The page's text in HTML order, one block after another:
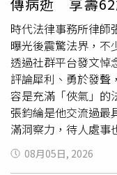
呢？承勳的未來誰還
示，平時已盡到教養
為，也加入班級家長
案發後一家人更遭網
爸爸直言，肉搜並非
孩子，面對記過、出
能及早介入，也許悲
法院最終判賠多少，
今，從來不是為了
《少年事件處理法》
問，要求她和學姊帶
參觀房間，讓她和學
緊張，因此考察全程
會指出，徐世勳遭停
還會在系上見到徐世
棄論文離開學校，乙
法達到懲處效果，確
解聘、2年不得聘任
院提告主張已與甲女
訴，本件是否仍有解
時代法律事務所律師
曝光後震驚法界，不
透過社群平台發文悼
評論犀利、勇於發聲
容是充滿「俠氣」的
張鈞綸是他交流過最
滿洞察力，待人處事
官案件時，曾與張鈞
邀請對方分享對國民
08月05日, 2026